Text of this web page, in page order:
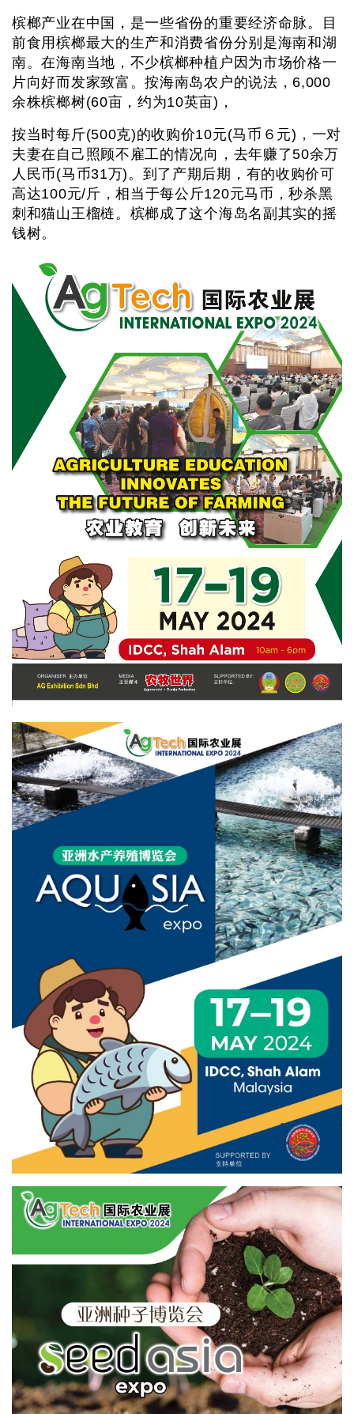
槟榔产业在中国，是一些省份的重要经济命脉。目
前食用槟榔最大的生产和消费省份分别是海南和湖
南。在海南当地，不少槟榔种植户因为市场价格一
片向好而发家致富。按海南岛农户的说法，6,000
余株槟榔树(60亩，约为10英亩)，
按当时每斤(500克)的收购价10元(马币６元)，一对
夫妻在自己照顾不雇工的情况向，去年赚了50余万
人民币(马币31万)。到了产期后期，有的收购价可
高达100元/斤，相当于每公斤120元马币，秒杀黑
刺和猫山王榴梿。槟榔成了这个海岛名副其实的摇
钱树。